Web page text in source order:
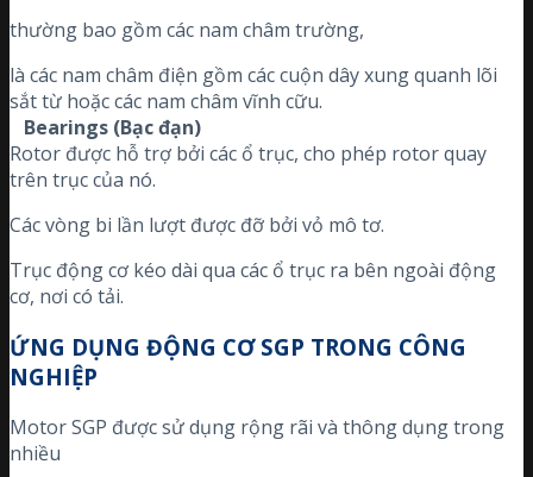
thường bao gồm các nam châm trường,
là các nam châm điện gồm các cuộn dây xung quanh lõi
sắt từ hoặc các nam châm vĩnh cữu.
Bearings (Bạc đạn)
Rotor được hỗ trợ bởi các ổ trục, cho phép rotor quay
trên trục của nó.
Các vòng bi lần lượt được đỡ bởi vỏ mô tơ.
Trục động cơ kéo dài qua các ổ trục ra bên ngoài động
cơ, nơi có tải.
ỨNG DỤNG ĐỘNG CƠ SGP TRONG CÔNG
NGHIỆP
Motor SGP được sử dụng rộng rãi và thông dụng trong
nhiều